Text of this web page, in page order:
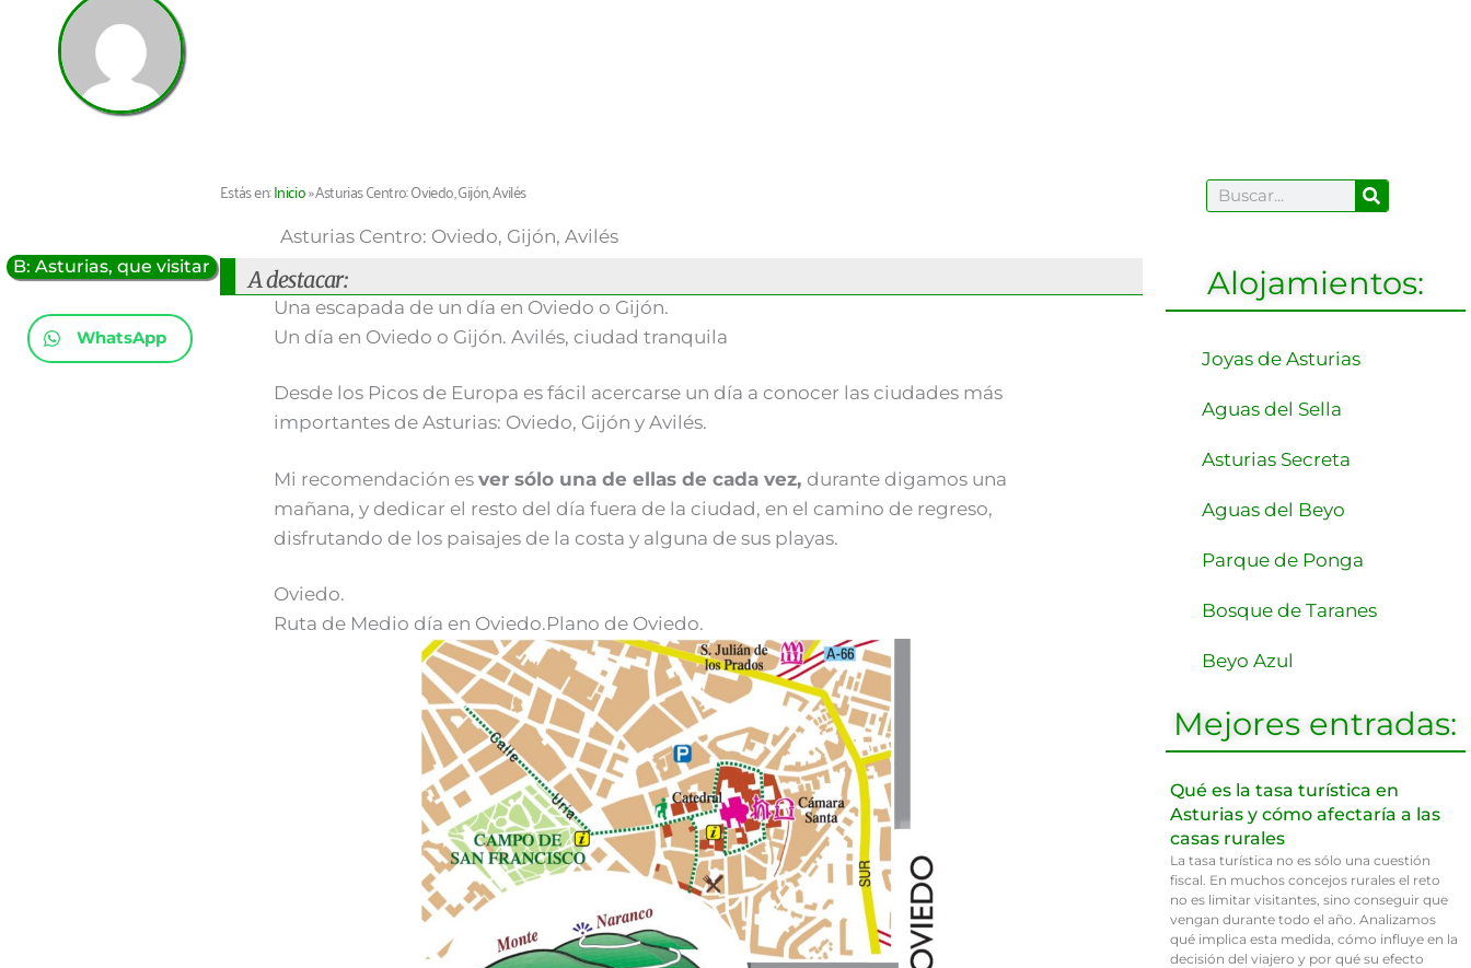
B: Asturias, que visitar
WhatsApp
Estás en:Inicio»Asturias Centro: Oviedo, Gijón, Avilés
Asturias Centro: Oviedo, Gijón, Avilés
A destacar:
Una escapada de un día en Oviedo o Gijón.
Un día en Oviedo o Gijón. Avilés, ciudad tranquila
Desde los Picos de Europa es fácil acercarse un día a conocer las ciudades más
importantes de Asturias: Oviedo, Gijón y Avilés.
Mi recomendación es ver sólo una de ellas de cada vez, durante digamos una
mañana, y dedicar el resto del día fuera de la ciudad, en el camino de regreso,
disfrutando de los paisajes de la costa y alguna de sus playas.
Oviedo.
Ruta de Medio día en Oviedo.Plano de Oviedo.
Buscar Buscar
Alojamientos:
Joyas de Asturias
Aguas del Sella
Asturias Secreta
Aguas del Beyo
Parque de Ponga
Bosque de Taranes
Beyo Azul
Mejores entradas:
Qué es la tasa turística en
Asturias y cómo afectaría a las
casas rurales
La tasa turística no es sólo una cuestión
fiscal. En muchos concejos rurales el reto
no es limitar visitantes, sino conseguir que
vengan durante todo el año. Analizamos
qué implica esta medida, cómo influye en la
decisión del viajero y por qué su efecto